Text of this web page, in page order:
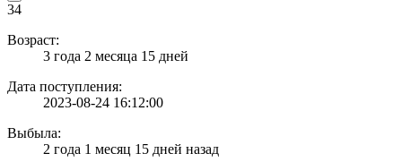
34
Возраст:
3 года 2 месяца 15 дней
Дата поступления:
2023-08-24 16:12:00
Выбыла:
2 года 1 месяц 15 дней назад